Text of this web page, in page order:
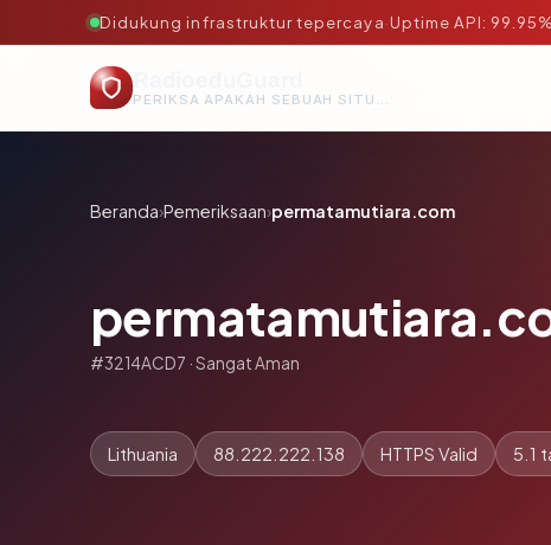
Didukung infrastruktur tepercaya·Uptime API: 99.95%
PERIKSA APAKAH SEBUAH SITUS AMAN, TEPERCAYA, DAN TERVERIFIKASI DALAM HITUNGAN DETIK.
Beranda›Pemeriksaan›permatamutiara.com
#3214ACD7 · Sangat Aman
Lithuania 88.222.222.138 HTTPS Valid 5.1